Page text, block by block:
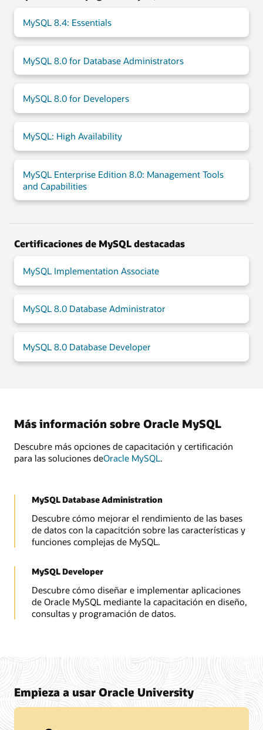
MySQL 8.4: Essentials
MySQL 8.0 for Database Administrators
MySQL 8.0 for Developers
MySQL: High Availability
MySQL Enterprise Edition 8.0: Management Tools
and Capabilities
Certificaciones de MySQL destacadas
MySQL Implementation Associate
MySQL 8.0 Database Administrator
MySQL 8.0 Database Developer
Más información sobre Oracle MySQL
Descubre más opciones de capacitación y certificación
para las soluciones deOracle MySQL.
MySQL Database Administration
Descubre cómo mejorar el rendimiento de las bases
de datos con la capacitción sobre las características y
funciones complejas de MySQL.
MySQL Developer
Descubre cómo diseñar e implementar aplicaciones
de Oracle MySQL mediante la capacitación en diseño,
consultas y programación de datos.
Empieza a usar Oracle University